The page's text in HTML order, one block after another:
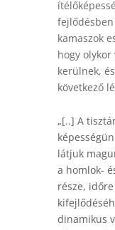
kamaszok
hogy olykor
kerülnek,
következő
„[..] A
látjuk
a homlok-
része,
dinamikus